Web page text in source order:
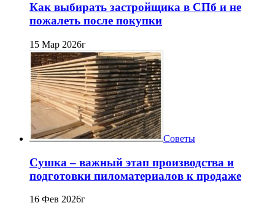
Как выбирать застройщика в СПб и не
пожалеть после покупки
15 Мар 2026г
Советы
Сушка – важный этап производства и
подготовки пиломатериалов к продаже
16 Фев 2026г